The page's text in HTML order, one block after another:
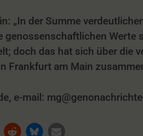
„In der Summe
genossenschaftlichen
doch das hat sich über die
Frankfurt am Main
e-mail: